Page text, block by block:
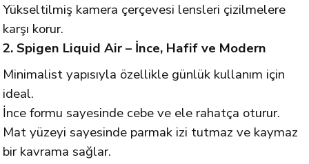
Yükseltilmiş kamera çerçevesi lensleri çizilmelere
karşı korur.
2. Spigen Liquid Air – İnce, Hafif ve Modern
Minimalist yapısıyla özellikle günlük kullanım için
ideal.
İnce formu sayesinde cebe ve ele rahatça oturur.
Mat yüzeyi sayesinde parmak izi tutmaz ve kaymaz
bir kavrama sağlar.